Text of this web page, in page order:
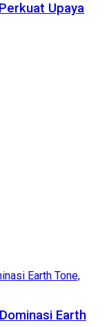
Upaya
Earth